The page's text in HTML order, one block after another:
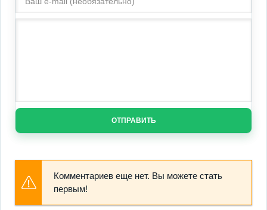
ОТПРАВИТЬ
Комментариев еще нет. Вы можете стать
первым!